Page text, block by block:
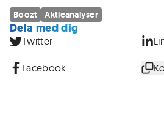
Boozt Aktieanalyser
Dela med dig
Twitter
Facebook